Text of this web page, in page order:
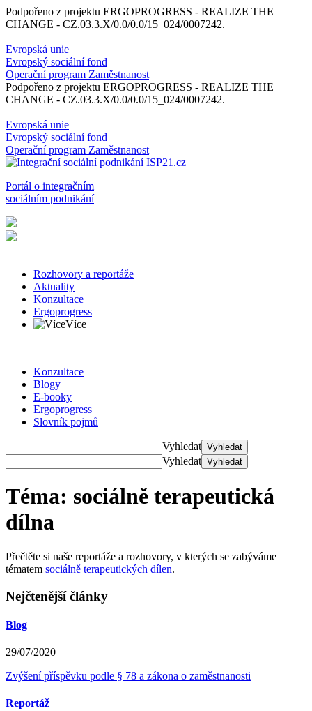
Podpořeno z projektu ERGOPROGRESS - REALIZE THE
CHANGE - CZ.03.3.X/0.0/0.0/15_024/0007242.
Evropská unie
Evropský sociální fond
Operační program Zaměstnanost
Podpořeno z projektu ERGOPROGRESS - REALIZE THE
CHANGE - CZ.03.3.X/0.0/0.0/15_024/0007242.
Evropská unie
Evropský sociální fond
Operační program Zaměstnanost
Portál o integračním
sociálním podnikání
Rozhovory a reportáže
Aktuality
Konzultace
Ergoprogress
Více
Konzultace
Blogy
E-booky
Ergoprogress
Slovník pojmů
Vyhledat Vyhledat
Vyhledat Vyhledat
Téma: sociálně terapeutická
dílna
Přečtěte si naše reportáže a rozhovory, v kterých se zabýváme
tématem sociálně terapeutických dílen.
Nejčtenější články
Blog
29/07/2020
Zvýšení příspěvku podle § 78 a zákona o zaměstnanosti
Reportáž